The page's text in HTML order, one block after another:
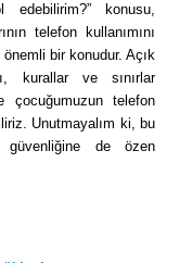
edebilirim?” konusu,
telefon kullanımını
bir konudur. Açık
kurallar ve sınırlar
çocuğumuzun telefon
Unutmayalım ki, bu
güvenliğine de özen